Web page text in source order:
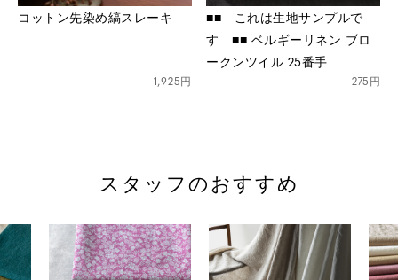
コットン先染め縞スレーキ
1,925円
■■ これは生地サンプルで
す ■■ ベルギーリネン ブロ
ークンツイル 25番手
275円
スタッフのおすすめ